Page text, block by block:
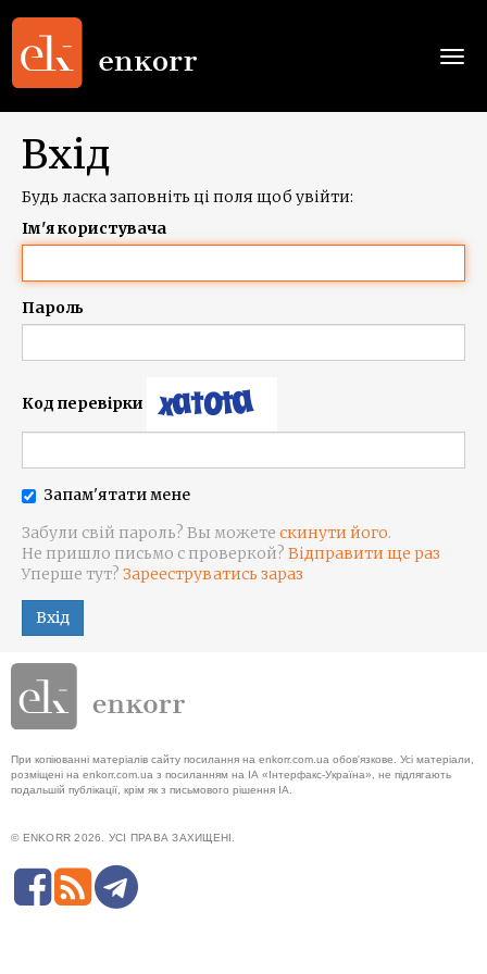
Вхід
Будь ласка заповніть ці поля щоб увійти:
Ім'я користувача
Пароль
Код перевірки
Запам'ятати мене
Забули свій пароль? Вы можете скинути його.
Не пришло письмо с проверкой? Відправити ще раз
Уперше тут? Зарееструватись зараз
Вхід
При копіюванні матеріалів сайту посилання на enkorr.com.ua обов'язкове. Усі матеріали,
розміщені на enkorr.com.ua з посиланням на ІА «Інтерфакс-Україна», не підлягають
подальшій публікації, крім як з письмового рішення ІА.
© ENKORR 2026. УСІ ПРАВА ЗАХИЩЕНІ.